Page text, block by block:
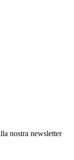
nostra newsletter